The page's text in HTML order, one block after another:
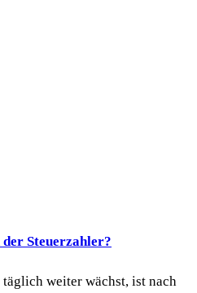
Steuerzahler?
weiter wächst, ist nach